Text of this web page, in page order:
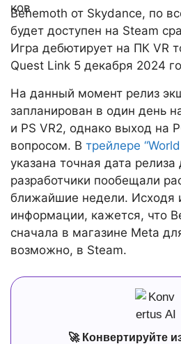
Behemoth от Skydance, по
будет доступен на Steam
Игра дебютирует на ПК VR
Quest Link 5 декабря 2024
На данный момент релиз
запланирован в один день
и PS VR2, однако выход на
вопросом. В трейлере
указана точная дата релиза
разработчики пообещали
ближайшие недели. Исходя
информации, кажется, что
сначала в магазине Meta
возможно, в Steam.
🚀 Конвертируйте